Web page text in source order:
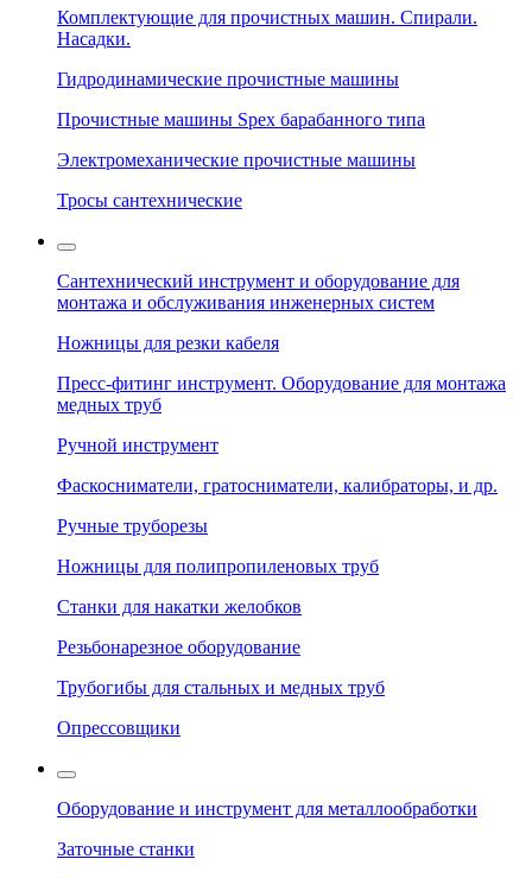
Комплектующие для прочистных машин. Спирали.
Насадки.
Гидродинамические прочистные машины
Прочистные машины Spex барабанного типа
Электромеханические прочистные машины
Тросы сантехнические
Сантехнический инструмент и оборудование для
монтажа и обслуживания инженерных систем
Ножницы для резки кабеля
Пресс-фитинг инструмент. Оборудование для монтажа
медных труб
Ручной инструмент
Фаскосниматели, гратосниматели, калибраторы, и др.
Ручные труборезы
Ножницы для полипропиленовых труб
Станки для накатки желобков
Резьбонарезное оборудование
Трубогибы для стальных и медных труб
Опрессовщики
Оборудование и инструмент для металлообработки
Заточные станки